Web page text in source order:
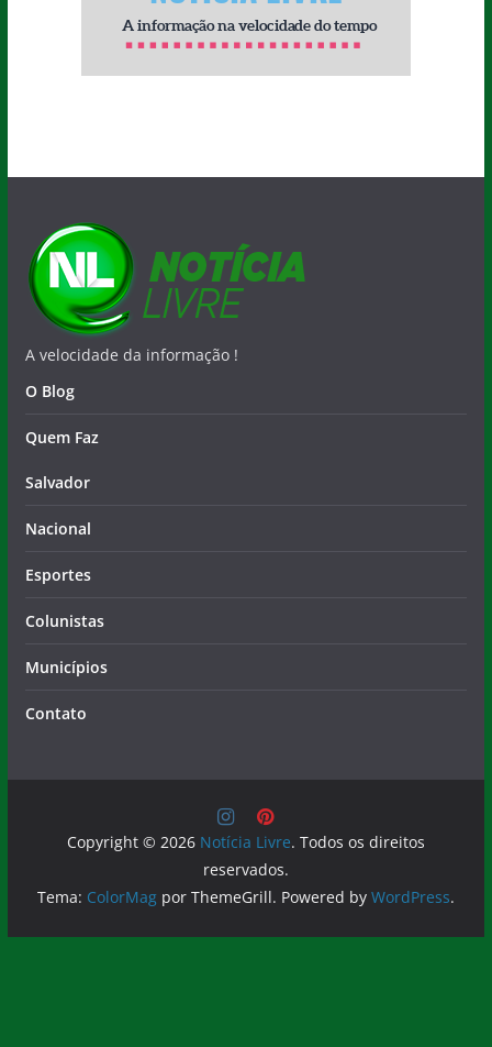
A velocidade da informação !
O Blog
Quem Faz
Salvador
Nacional
Esportes
Colunistas
Municípios
Contato
Copyright © 2026 Notícia Livre. Todos os direitos
reservados.
Tema: ColorMagpor ThemeGrill. Powered by WordPress.